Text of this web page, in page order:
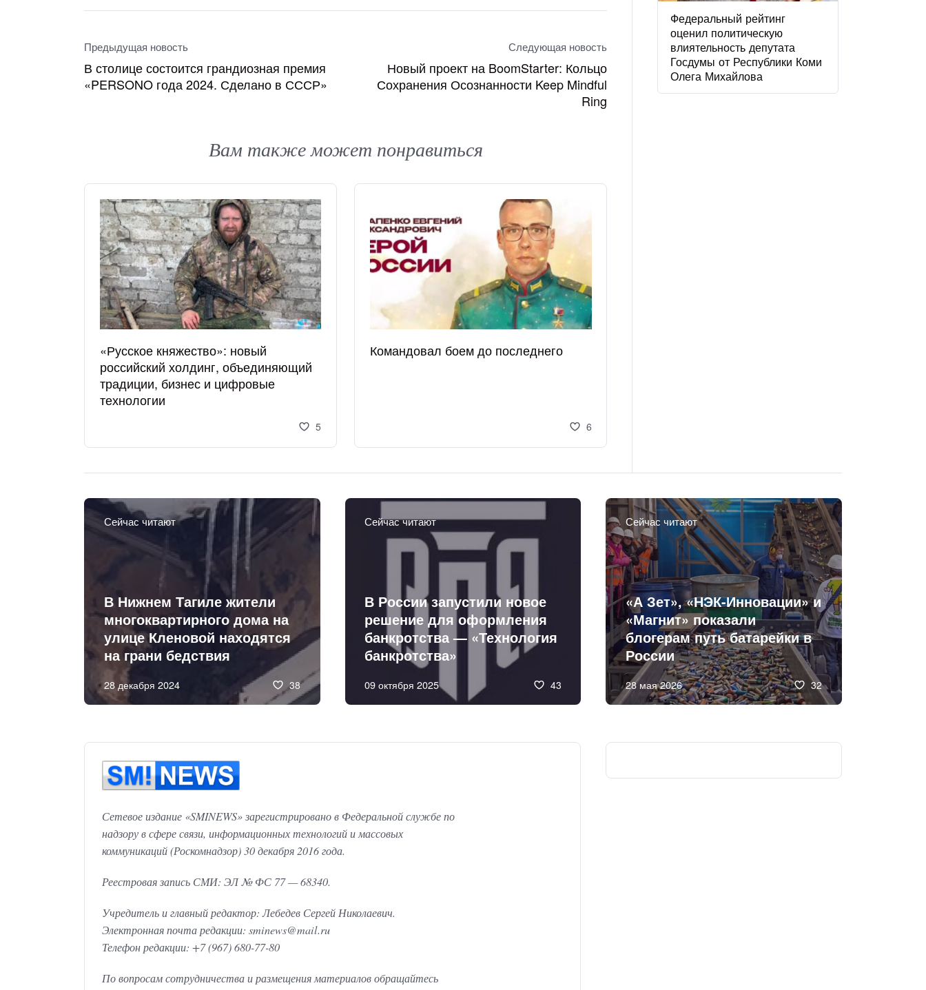
Предыдущая новость
В столице состоится грандиозная премия
«PERSONO года 2024. Сделано в СССР»
Следующая новость
Новый проект на BoomStarter: Кольцо
Сохранения Осознанности Keep Mindful
Ring
Вам также может понравиться
«Русское княжество»: новый
российский холдинг, объединяющий
традиции, бизнес и цифровые
технологии
5
Командовал боем до последнего
6
Федеральный рейтинг
оценил политическую
влиятельность депутата
Госдумы от Республики Коми
Олега Михайлова
Сейчас читают
В Нижнем Тагиле жители
многоквартирного дома на
улице Кленовой находятся
на грани бедствия
28 декабря 2024 38
Сейчас читают
В России запустили новое
решение для оформления
банкротства — «Технология
банкротства»
09 октября 2025 43
Сейчас читают
«А Зет», «НЭК-Инновации» и
«Магнит» показали
блогерам путь батарейки в
России
28 мая 2026 32
Сетевое издание «SMINEWS» зарегистрировано в Федеральной службе по
надзору в сфере связи, информационных технологий и массовых
коммуникаций (Роскомнадзор) 30 декабря 2016 года.
Реестровая запись СМИ: ЭЛ № ФС 77 — 68340.
Учредитель и главный редактор: Лебедев Сергей Николаевич.
Электронная почта редакции: sminews@mail.ru
Телефон редакции: +7 (967) 680-77-80
По вопросам сотрудничества и размещения материалов обращайтесь